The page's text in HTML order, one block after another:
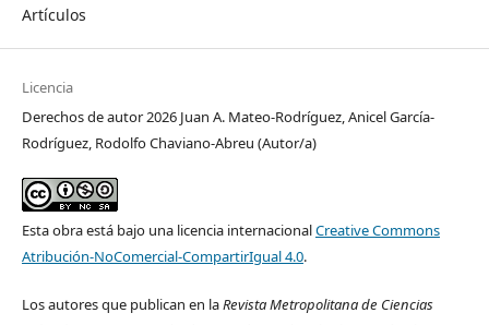
Artículos
Licencia
Derechos de autor 2026 Juan A. Mateo-Rodríguez, Anicel García-
Rodríguez, Rodolfo Chaviano-Abreu (Autor/a)
Esta obra está bajo una licencia internacionalCreative Commons
Atribución-NoComercial-CompartirIgual 4.0.
Los autores que publican en laRevista Metropolitana de Ciencias